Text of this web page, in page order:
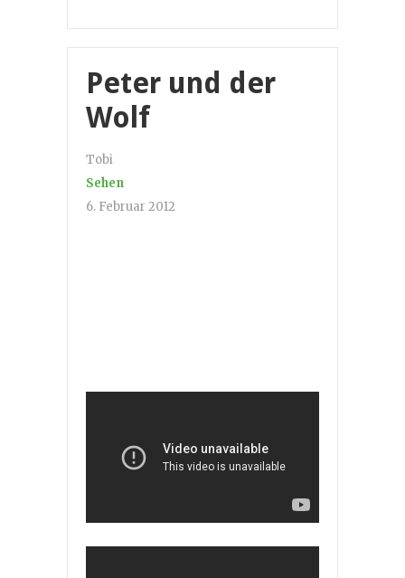
Peter und der
Wolf
Tobi
Sehen
6. Februar 2012